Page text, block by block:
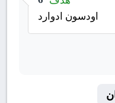
اودسون ادوارد